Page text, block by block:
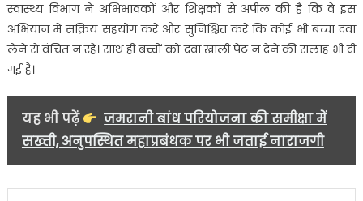
स्वास्थ्य विभाग ने अभिभावकों और शिक्षकों से अपील की है कि वे इस
अभियान में सक्रिय सहयोग करें और सुनिश्चित करें कि कोई भी बच्चा दवा
लेने से वंचित न रहे। साथ ही बच्चों को दवा खाली पेट न देने की सलाह भी दी
गई है।
यह भी पढ़ें
जमरानी बांध परियोजना की समीक्षा में
सख्ती, अनुपस्थित महाप्रबंधक पर भी जताई नाराजगी